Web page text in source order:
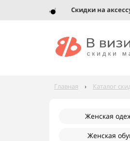
Скидки на
Главная › Каталог
Женская
Женская